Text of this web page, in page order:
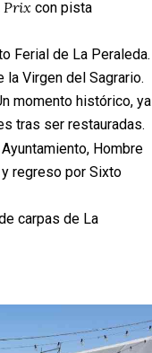
Prix con pista
Ferial de La Peraleda.
la Virgen del Sagrario.
momento histórico, ya
tras ser restauradas.
Hombre
y regreso por Sixto
carpas de La